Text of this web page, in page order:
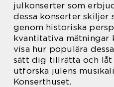
julkonserter som
dessa konserter skiljer
genom historiska
kvantitativa mätningar
visa hur populära
sätt dig tillrätta och låt
utforska julens
Konserthuset.